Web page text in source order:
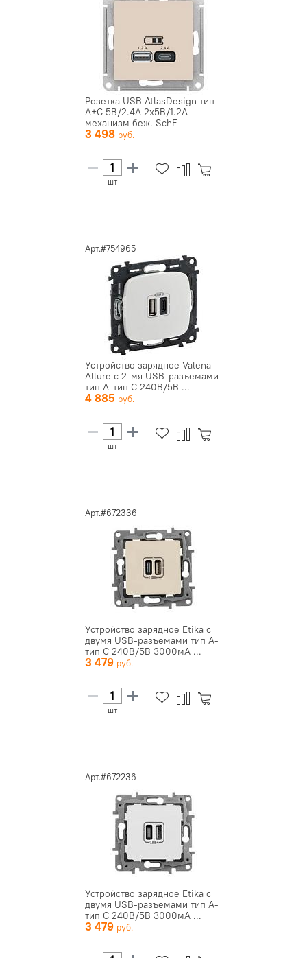
Розетка USB AtlasDesign тип
A+C 5В/2.4А 2х5В/1.2А
механизм беж. SchE
ATN000...
3 498
шт
Арт.#754965
Устройство зарядное Valena
Allure с 2-мя USB-разъемами
тип A-тип C 240В/5В ...
4 885
шт
Арт.#672336
Устройство зарядное Etika с
двумя USB-разъемами тип A-
тип C 240В/5В 3000мА ...
3 479
шт
Арт.#672236
Устройство зарядное Etika с
двумя USB-разъемами тип A-
тип C 240В/5В 3000мА ...
3 479